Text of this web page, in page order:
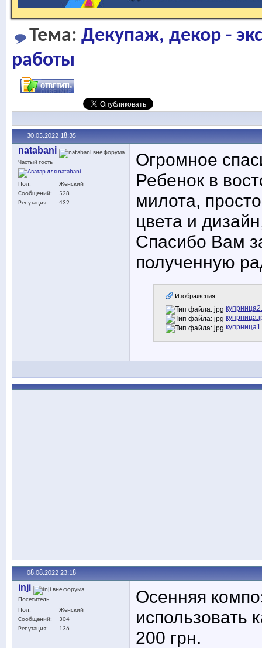
Тема: Декупаж, декор -
работы
30.05.2022 18:35
natabani
Частый гость
Пол
Женский
Сообщений
528
Репутация
432
Огромное
Ребенок в
милота,
цвета и
Спасибо Вам
полученную
Изображения
08.08.2022 23:18
inji
Посетитель
Пол
Женский
Сообщений
304
Репутация
136
Осенняя
использовать
200 грн.